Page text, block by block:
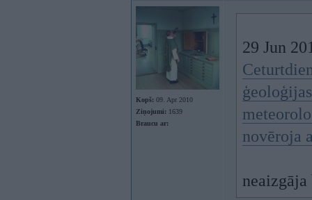
Kopš: 09. Apr 2010
Ziņojumi: 1639
Braucu ar:
29 Jun
novēroja